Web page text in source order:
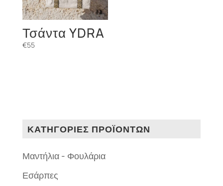
Τσάντα YDRA
€55
ΚΑΤΗΓΟΡΙΕΣ ΠΡΟΪΟΝΤΩΝ
Μαντήλια - Φουλάρια
Εσάρπες